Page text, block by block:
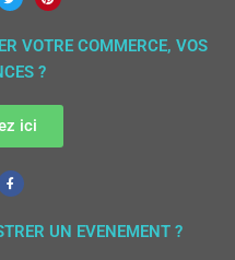
VOTRE COMMERCE, VOS
?
ici
UN EVENEMENT ?